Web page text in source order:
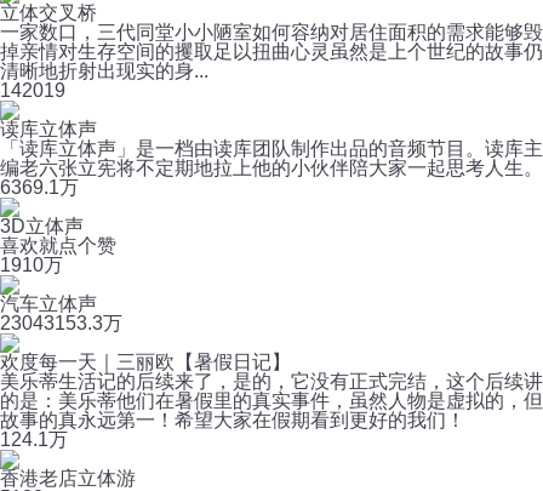
立体交叉桥
一家数口，三代同堂小小陋室如何容纳对居住面积的需求能够毁
掉亲情对生存空间的攫取足以扭曲心灵虽然是上个世纪的故事仍
清晰地折射出现实的身...
142019
读库立体声
「读库立体声」是一档由读库团队制作出品的音频节目。读库主
编老六张立宪将不定期地拉上他的小伙伴陪大家一起思考人生。
6369.1万
3D立体声
喜欢就点个赞
1910万
汽车立体声
23043153.3万
欢度每一天｜三丽欧【暑假日记】
美乐蒂生活记的后续来了，是的，它没有正式完结，这个后续讲
的是：美乐蒂他们在暑假里的真实事件，虽然人物是虚拟的，但
故事的真永远第一！希望大家在假期看到更好的我们！
124.1万
香港老店立体游